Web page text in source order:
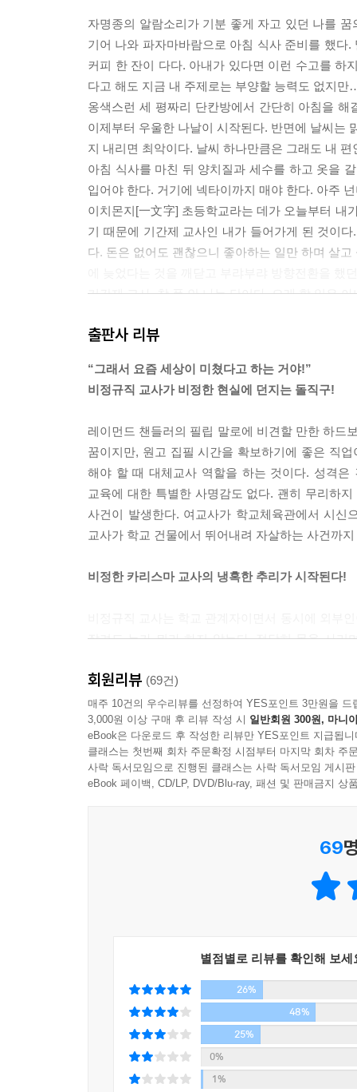
자명종의 알람소리가 기분 좋게 자고 있던 나를
기어 나와 파자마바람으로 아침 식사 준비를 했다
커피 한 잔이 다다. 아내가 있다면 이런 수고를 하
다고 해도 지금 내 주제로는 부양할 능력도 없지
옹색스런 세 평짜리 단칸방에서 간단히 아침을
이제부터 우울한 나날이 시작된다. 반면에 날씨는
지 내리면 최악이다. 날씨 하나만큼은 그래도 내 편
아침 식사를 마친 뒤 양치질과 세수를 하고 옷을
입어야 한다. 거기에 넥타이까지 매야 한다. 아주
이치몬지[一文字] 초등학교라는 데가 오늘부터 내
기 때문에 기간제 교사인 내가 들어가게 된 것이
다. 돈은 없어도 괜찮으니 좋아하는 일만 하며 살
기간제 교사, 참 폼 안 나는 단어다. 오래 할 일은 아
고 아이들을 안으로 들어가게 했다. 안은 어두웠
그런데 이때 이상한 현상이 생겼다. 아이들이 앞
내가 말하자 앞에 있던 여학생이 뒤를 돌아봤다.
“선생님, 누가 쓰러져 있어요.”
“뭐”
나는 아이들 틈을 헤치고 앞으로 나갔다. 아닌 게
놀랍게도 쓰러져 있는 사람은 하마구치 교사였다.
가슴팍이 피로 물들어 있었다. 그리고 그 가슴에는
“살인이다.”
“참 딱한 녀석들이다. 너희들, 앞으로도 그런 식
만만하지 않아.”
“이리 와 봐.”
나는 두 사람을 옥상의 철망 곁으로 불렀다.
“아래를 봐. 사람들이 우글우글하지? 학교 운동
래로 가면 저 많은 사람들 중 하나일 뿐이야. 그런
란 말이야. 어떤 일이건 도망치면 안 돼. 도망쳐서
“물론 나쁜 짓은 아니야. 하지만 보살피는 이상
모님은 무책임하다고 생각하지
“그런데 그런 부모들 많아요.”
“그래서 요즘 세상이 미쳤다고 하는 거야.”
그렇게 말한 다음 나는 한손을 들어 주고 병실을 나
출판사 리뷰
“그래서 요즘 세상이 미쳤다고 하는 거야!”
비정규직 교사가 비정한 현실에 던지는 돌직구!
레이먼드 챈들러의 필립 말로에 비견할 만한 하드
꿈이지만, 원고 집필 시간을 확보하기에 좋은 직
해야 할 때 대체교사 역할을 하는 것이다. 성격
교육에 대한 특별한 사명감도 없다. 괜히 무리하
사건이 발생한다. 여교사가 학교체육관에서 시
교사가 학교 건물에서 뛰어내려 자살하는 사건까
비정한 카리스마 교사의 냉혹한 추리가 시작된다!
잘려도 누가 뭐라 하지 않는다. 적당히 몸을 사리
주인공은 자기 반 아이들을 아무 생각 없이 날뛰
교사이지만, 자기 반에서 일어난 사건을 해결하
캐릭터는 이렇다.
“비정근(非情勤)이라고 했지만 이 선생님은 그다
있는 게 아니니 기운내.’라는 게 아닙니다. 사건을
“너희들, 앞으로도 그런 식으로 하기 싫은 게 있
‘거의 없다’는 말은 드물게 있다는 뜻이다. 일단
이야기한다. 그 현실과 이상의 싸움이 ‘거의’라는
히가시노 게이고 본격 미스터리의 본령을 만나다!
시리즈 완결 후 가필과 수정을 거쳐 4년 만에
회원리뷰 (69건)
매주 10건의 우수리뷰를 선정하여 YES포인트 3만원을 드
3,000원 이상 구매 후 리뷰 작성 시 일반회원 300원, 마니
eBook은 다운로드 후 작성한 리뷰만 YES포인트 지급됩니
클래스는 첫번째 회차 주문확정 시점부터 마지막 회차 주
사락 독서모임으로 진행된 클래스는 사락 독서모임 게시
eBook 페이백, CD/LP, DVD/Blu-ray, 패션 및 판매금지 상
69
별점별로 리뷰를 확인해 보세
26%
48%
25%
0%
1%